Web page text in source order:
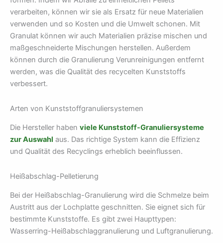
verarbeiten, können wir sie als Ersatz für neue Materialien
verwenden und so Kosten und die Umwelt schonen. Mit
Granulat können wir auch Materialien präzise mischen und
maßgeschneiderte Mischungen herstellen. Außerdem
können durch die Granulierung Verunreinigungen entfernt
werden, was die Qualität des recycelten Kunststoffs
verbessert.
Arten von Kunststoffgranuliersystemen
Die Hersteller haben viele Kunststoff-Granuliersysteme
zur Auswahl aus. Das richtige System kann die Effizienz
und Qualität des Recyclings erheblich beeinflussen.
Heißabschlag-Pelletierung
Bei der Heißabschlag-Granulierung wird die Schmelze beim
Austritt aus der Lochplatte geschnitten. Sie eignet sich für
bestimmte Kunststoffe. Es gibt zwei Haupttypen:
Wasserring-Heißabschlaggranulierung und Luftgranulierung.